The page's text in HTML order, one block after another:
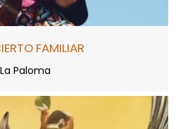
FAMILIAR
La Paloma